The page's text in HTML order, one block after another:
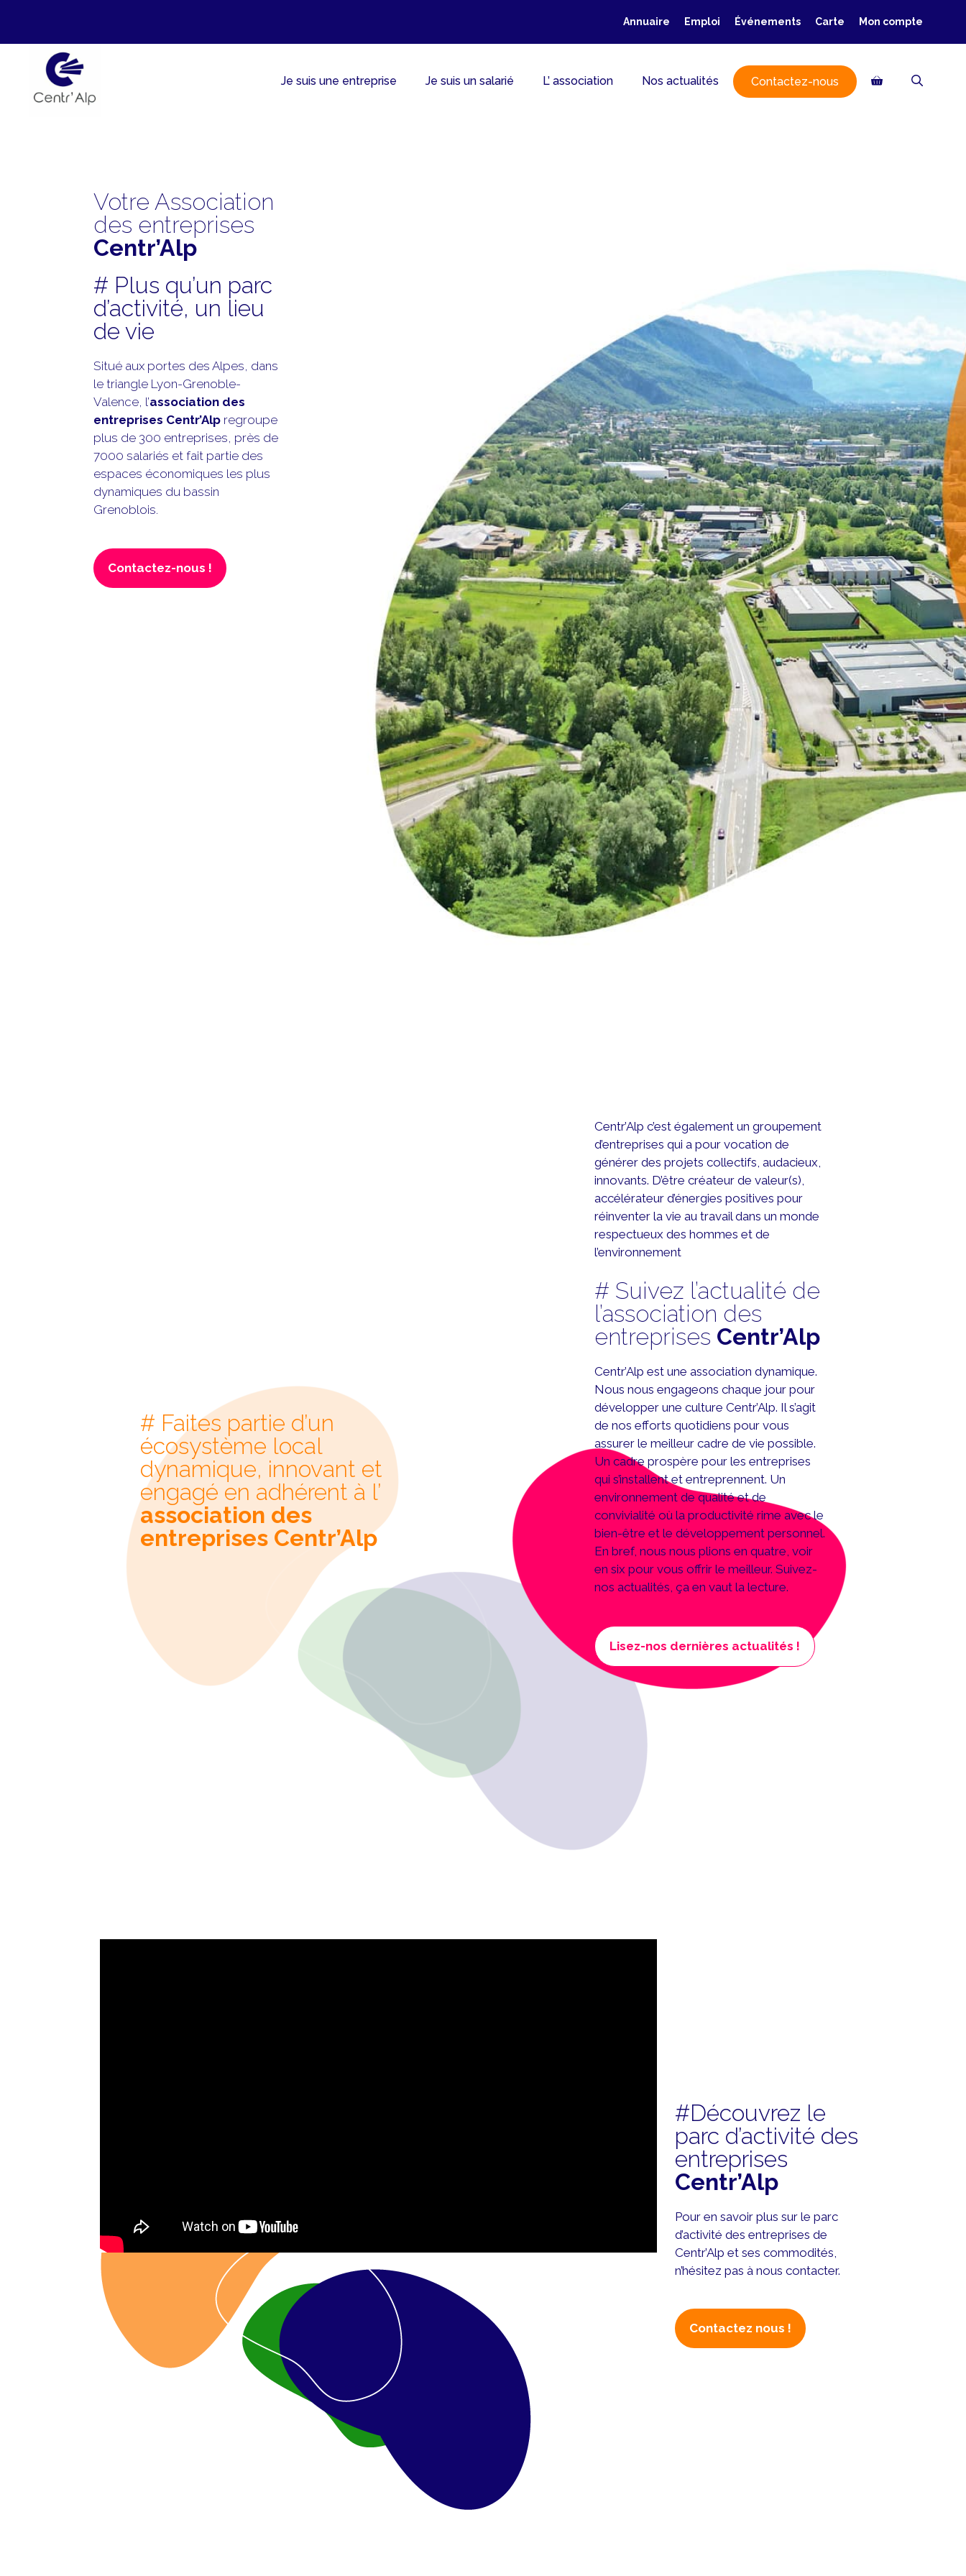
contenu
Annuaire Emploi Événements Carte Mon compte
Je suis une entreprise Je suis un salarié L’ association Nos actualités Contactez-nous
Votre Association
des entreprises
Centr’Alp
# Plus qu’un parc
d’activité, un lieu
de vie
Situé aux portes des Alpes, dans
le triangle Lyon-Grenoble-
Valence, l’association des
entreprises Centr’Alp regroupe
plus de 300 entreprises, près de
7000 salariés et fait partie des
espaces économiques les plus
dynamiques du bassin
Grenoblois.
Contactez-nous !
# Faites partie d’un
écosystème local
dynamique, innovant et
engagé en adhérent à l’
association des
entreprises Centr’Alp
Centr’Alp c’est également un groupement
d’entreprises qui a pour vocation de
générer des projets collectifs, audacieux,
innovants. D’être créateur de valeur(s),
accélérateur d’énergies positives pour
réinventer la vie au travail dans un monde
respectueux des hommes et de
l’environnement
# Suivez l’actualité de
l’association des
entreprises Centr’Alp
Centr’Alp est une association dynamique.
Nous nous engageons chaque jour pour
développer une culture Centr’Alp. Il s’agit
de nos efforts quotidiens pour vous
assurer le meilleur cadre de vie possible.
Un cadre prospère pour les entreprises
qui s’installent et entreprennent. Un
environnement de qualité et de
convivialité où la productivité rime avec le
bien-être et le développement personnel.
En bref, nous nous plions en quatre, voir
en six pour vous offrir le meilleur. Suivez-
nos actualités, ça en vaut la lecture.
Lisez-nos dernières actualités !
#Découvrez le
parc d’activité des
entreprises
Centr’Alp
Pour en savoir plus sur le parc
d’activité des entreprises de
Centr’Alp et ses commodités,
n’hésitez pas à nous contacter.
Contactez nous !